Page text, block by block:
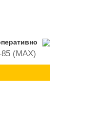
(MAX)